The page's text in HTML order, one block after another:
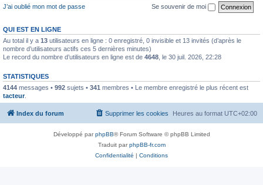
J’ai oublié mon mot de passe
Se souvenir de moi
QUI EST EN LIGNE
Au total il y a 13 utilisateurs en ligne : 0 enregistré, 0 invisible et 13 invités (d’après le
nombre d’utilisateurs actifs ces 5 dernières minutes)
Le record du nombre d’utilisateurs en ligne est de 4648 , le 30 juil. 2026, 22:28
STATISTIQUES
4144 messages • 992 sujets • 341 membres • Le membre enregistré le plus récent est
tacteur.
Index du forum Heures au format UTC+02:00
Supprimer les cookies
Développé parphpBB® Forum Software © phpBB Limited
Traduit parphpBB-fr.com
Confidentialité | Conditions